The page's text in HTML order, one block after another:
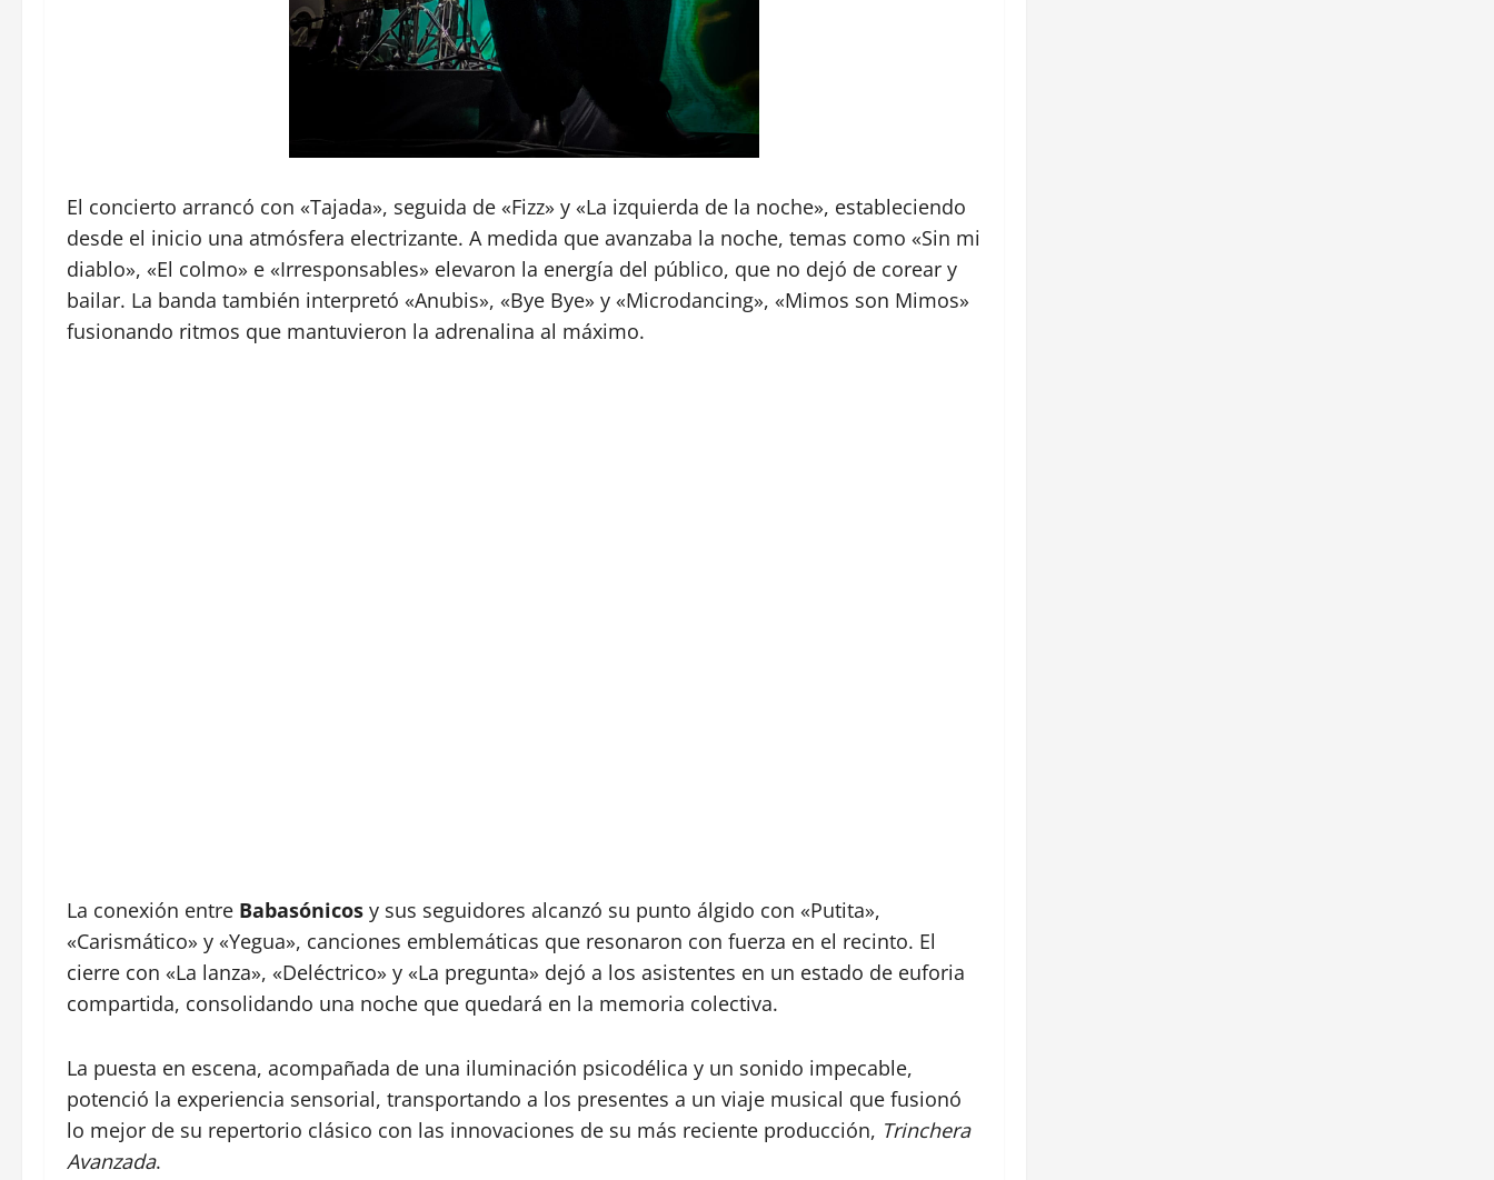
El concierto arrancó con «Tajada», seguida de «Fizz» y «La izquierda de la noche», estableciendo
desde el inicio una atmósfera electrizante. A medida que avanzaba la noche, temas como «Sin mi
diablo», «El colmo» e «Irresponsables» elevaron la energía del público, que no dejó de corear y
bailar. La banda también interpretó «Anubis», «Bye Bye» y «Microdancing», «Mimos son Mimos»
fusionando ritmos que mantuvieron la adrenalina al máximo.
La conexión entre Babasónicos y sus seguidores alcanzó su punto álgido con «Putita»,
«Carismático» y «Yegua», canciones emblemáticas que resonaron con fuerza en el recinto. El
cierre con «La lanza», «Deléctrico» y «La pregunta» dejó a los asistentes en un estado de euforia
compartida, consolidando una noche que quedará en la memoria colectiva.
La puesta en escena, acompañada de una iluminación psicodélica y un sonido impecable,
potenció la experiencia sensorial, transportando a los presentes a un viaje musical que fusionó
lo mejor de su repertorio clásico con las innovaciones de su más reciente producción, Trinchera
Avanzada.